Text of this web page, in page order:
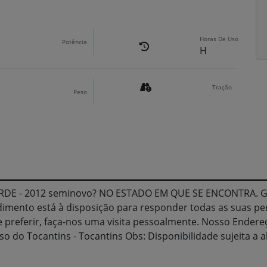
Potência Horas De Uso
H
Peso
Tração
- 2012 seminovo? NO ESTADO EM QUE SE
está à disposição para responder todas as suas
faça-nos uma visita pessoalmente. Nosso
do Tocantins - Tocantins Obs: Disponibilidade sujeita a